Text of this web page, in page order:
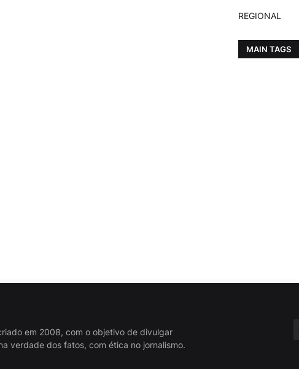
REGIONAL
MAIN TAGS
em 2008, com o objetivo de divulgar
verdade dos fatos, com ética no jornalismo.